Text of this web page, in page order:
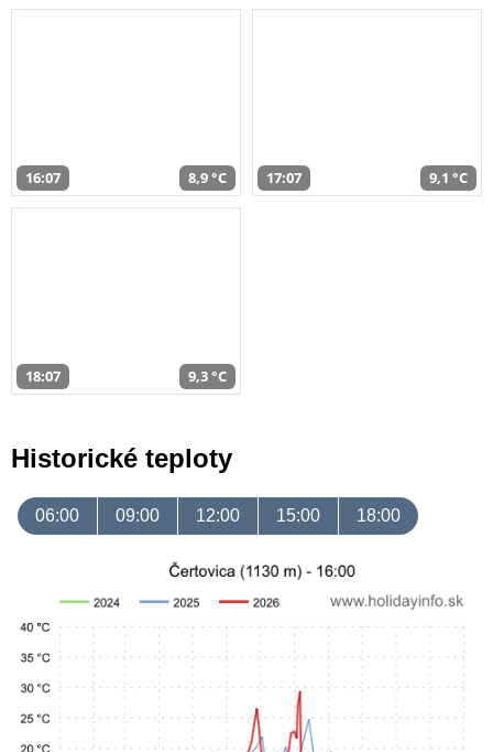
16:07 8,9 °C 17:07 9,1 °C
18:07 9,3 °C
Historické teploty
06:00 09:00 12:00 15:00 18:00